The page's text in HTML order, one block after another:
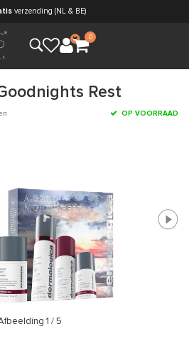
verzending (NL & BE)
0
Rest
OP VOORRAAD
1 / 5